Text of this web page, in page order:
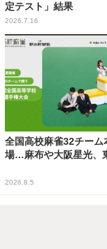
定テスト」結果
2026.7.16
全国高校麻雀32チーム
場…麻布や大阪星光、
2026.8.5